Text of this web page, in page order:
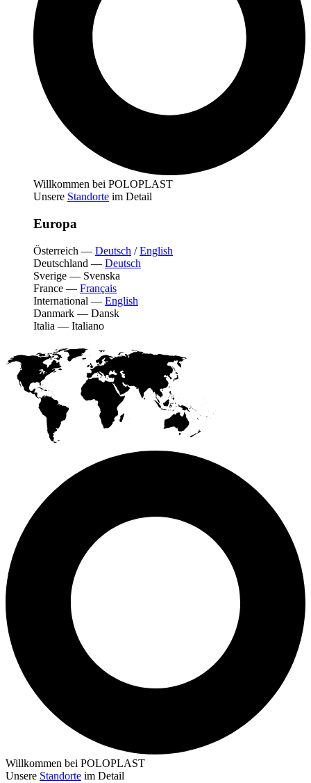
Willkommen bei POLOPLAST
Unsere Standorte im Detail
Europa
Österreich — Deutsch /English
Deutschland — Deutsch
Sverige — Svenska
France — Français
International — English
Danmark — Dansk
Italia — Italiano
Willkommen bei POLOPLAST
Unsere Standorte im Detail